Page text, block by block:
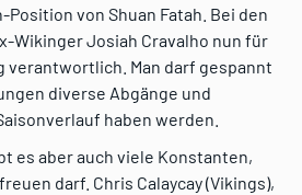
Position von Shuan Fatah. Bei den
Wikinger Josiah Cravalho nun für
verantwortlich. Man darf gespannt
diverse Abgänge und
haben werden.
es aber auch viele Konstanten,
darf. Chris Calaycay (Vikings),